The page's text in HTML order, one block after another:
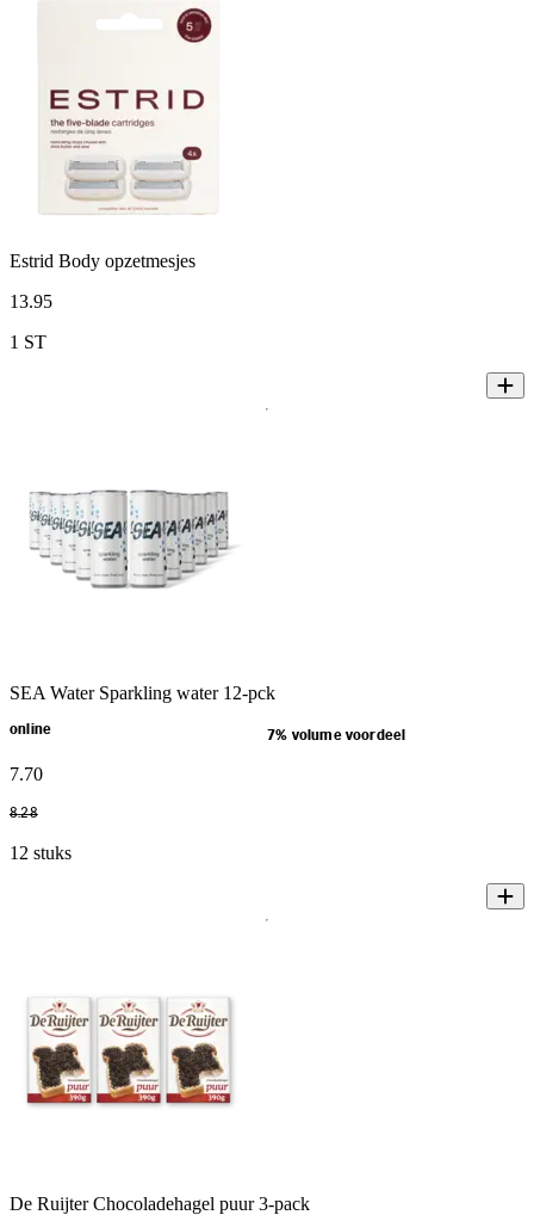
Estrid Body opzetmesjes
13.95
1 ST
SEA Water Sparkling water 12-pck
online 7% volume voordeel
7.70
8.28
12 stuks
De Ruijter Chocoladehagel puur 3-pack